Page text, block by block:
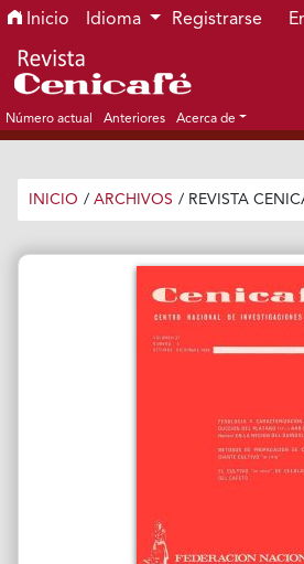
Ir al menú de navegación principal
Ir al contenido principal
Ir al pie de página del sitio
Inicio Idioma Registrarse
Número actual Anteriores Acerca de
INICIO / ARCHIVOS / REVISTA